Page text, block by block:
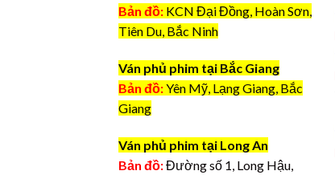
Bản đồ: KCN Đại Đồng, Hoàn Sơn,
Tiên Du, Bắc Ninh
Ván phủ phim tại Bắc Giang
Bản đồ:Yên Mỹ, Lạng Giang, Bắc
Giang
Ván phủ phim tại Long An
Bản đồ:Đường số 1, Long Hậu,